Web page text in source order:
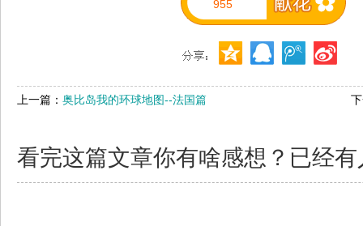
955
上一篇： 奥比岛我的环球地图--法国篇
看完这篇文章你有啥感想？已经有